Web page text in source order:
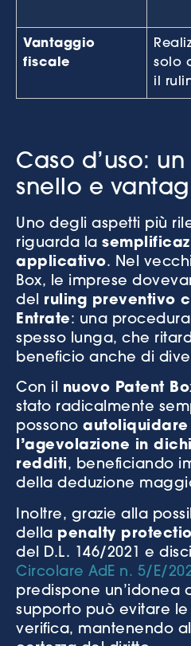
Vantaggio
fiscale
solo
il
Caso d’uso:
snello e
Uno degli aspetti più
riguarda la
applicativo. Nel
Box, le imprese
del ruling preventivo
Entrate: una
spesso lunga, che
beneficio anche di
Con il nuovo Patent
stato radicalmente
possono
l’agevolazione in
redditi, beneficiando
della deduzione
Inoltre, grazie alla
della penalty
del D.L. 146/2021 e
Circolare AdE n. 5/E/
predispone un’idonea
supporto può evitare le
verifica, mantenendo